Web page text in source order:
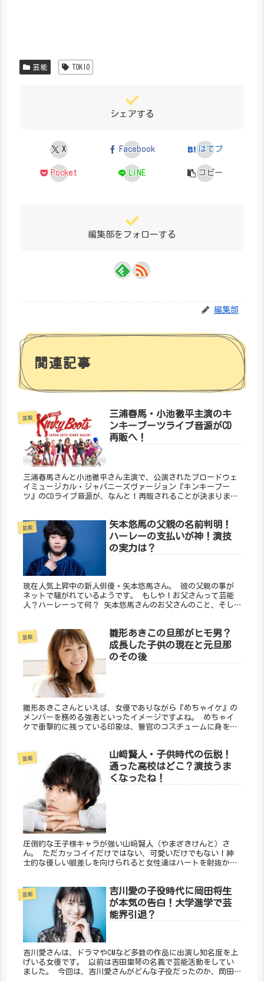
芸能 TOKIO
シェアする
X Facebook はてブ
Pocket LINE コピー
編集部をフォローする
編集部
関連記事
芸能
三浦春馬・小池徹平主演のキ
ンキーブーツライブ音源がCD
再販へ！
三浦春馬さんと小池徹平さん主演で、公演されたブロードウェ
イミュージカル・ジャパニーズヴァージョン『キンキーブー
ツ』のCDライブ音源が、なんと！再販されることが決まりまし
芸能
矢本悠馬の父親の名前判明！
ハーレーの支払いが神！演技
の実力は？
現在人気上昇中の新人俳優・矢本悠馬さん。 彼の父親の事が
ネットで騒がれているようです。 もしや！お父さんって芸能
人？ハーレーって何？ 矢本悠馬さんのお父さんのこと、そし
芸能
雛形あきこの旦那がヒモ男？
成長した子供の現在と元旦那
のその後
雛形あきこさんといえば、女優でありながら『めちゃイケ』の
メンバーを務める強者といったイメージですよね。 めちゃイ
ケで衝撃的に残っている印象は、警官のコスチュームに身を包
芸能
山﨑賢人・子供時代の伝説！
通った高校はどこ？演技うま
くなったね！
圧倒的な王子様キャラが強い山﨑賢人（やまざきけんと）さ
ん。 ただカッコイイだけではない、可愛いだけでもない！紳
士的な優しい眼差しを向けられると女性達はハートを射抜かれ
芸能
吉川愛の子役時代に岡田将生
が本気の告白！大学進学で芸
能界引退？
吉川愛さんは、ドラマやCMなど多数の作品に出演し知名度を上
げいる女優です。 以前は吉田里琴の名義で芸能活動をしてい
ました。 今回は、吉川愛さんがどんな子役だったのか、岡田